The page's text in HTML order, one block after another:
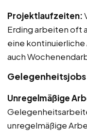
Projektlaufzeiten:
Erding arbeiten oft
eine kontinuierliche
auch
Gelegenheitsjobs
Unregelmäßige
unregelmäßige